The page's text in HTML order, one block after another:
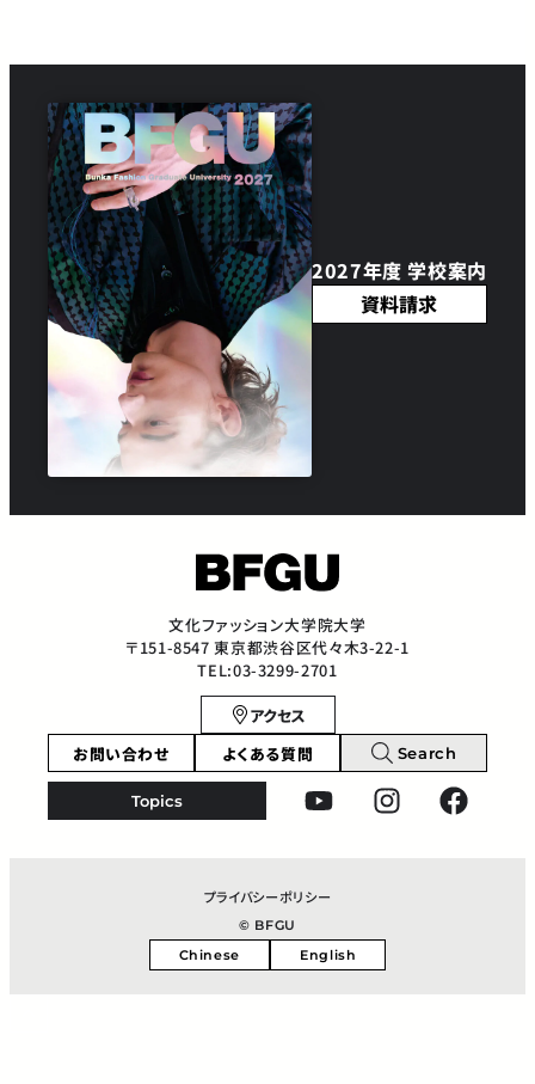
2027年度 学校案内
資料請求
文化ファッション大学院大学
〒151-8547 東京都渋谷区代々木3-22-1
TEL:03-3299-2701
アクセス
お問い合わせ
よくある質問 Search
Topics
プライバシーポリシー
© BFGU
Chinese
English